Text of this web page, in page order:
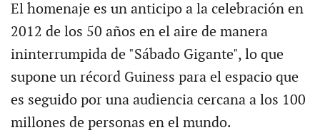
El homenaje es un anticipo a la celebración en
2012 de los 50 años en el aire de manera
ininterrumpida de "Sábado Gigante", lo que
supone un récord Guiness para el espacio que
es seguido por una audiencia cercana a los 100
millones de personas en el mundo.